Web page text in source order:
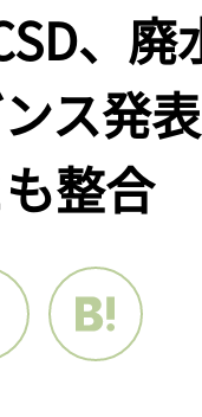
、
ス発
整合